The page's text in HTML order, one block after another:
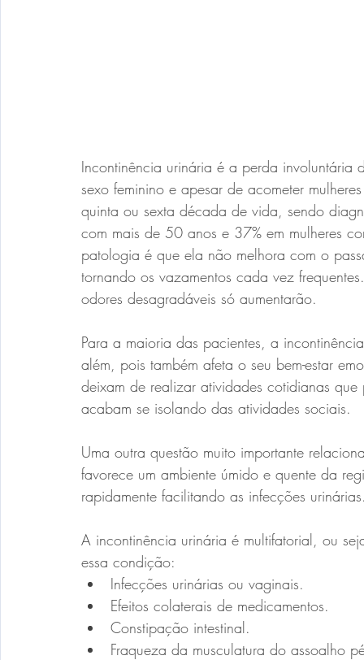
Incontinência urinária é a perda
sexo feminino e apesar de acometer
quinta ou sexta década de vida, sendo
com mais de 50 anos e 37% em mulheres
patologia é que ela não melhora com o
tornando os vazamentos cada vez
odores desagradáveis ​​só aumentarão.
Para a maioria das pacientes, a
além, pois também afeta o seu bem-estar
deixam de realizar atividades cotidianas
acabam se isolando das atividades sociais.
Uma outra questão muito importante
favorece um ambiente úmido e quente da
rapidamente facilitando as infecções
A incontinência urinária é multifatorial, ou
essa condição:
Infecções urinárias ou vaginais.
Efeitos colaterais de medicamentos.
Constipação intestinal.
Fraqueza da musculatura do assoalho